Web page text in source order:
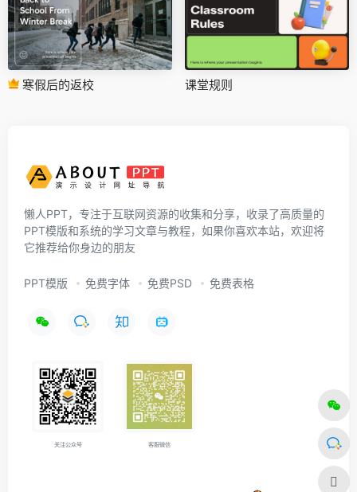
寒假后的返校 课堂规则
懒人PPT，专注于互联网资源的收集和分享，收录了高质量的
PPT模版和系统的学习文章与教程，如果你喜欢本站，欢迎将
它推荐给你身边的朋友
PPT模版 免费字体 免费PSD 免费表格
关注公众号 客服微信